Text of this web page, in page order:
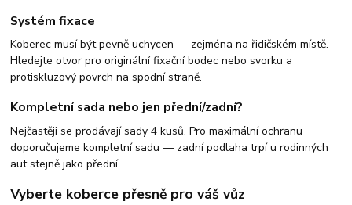
Systém fixace
Koberec musí být pevně uchycen — zejména na řidičském místě.
Hledejte otvor pro originální fixační bodec nebo svorku a
protiskluzový povrch na spodní straně.
Kompletní sada nebo jen přední/zadní?
Nejčastěji se prodávají sady 4 kusů. Pro maximální ochranu
doporučujeme kompletní sadu — zadní podlaha trpí u rodinných
aut stejně jako přední.
Vyberte koberce přesně pro váš vůz